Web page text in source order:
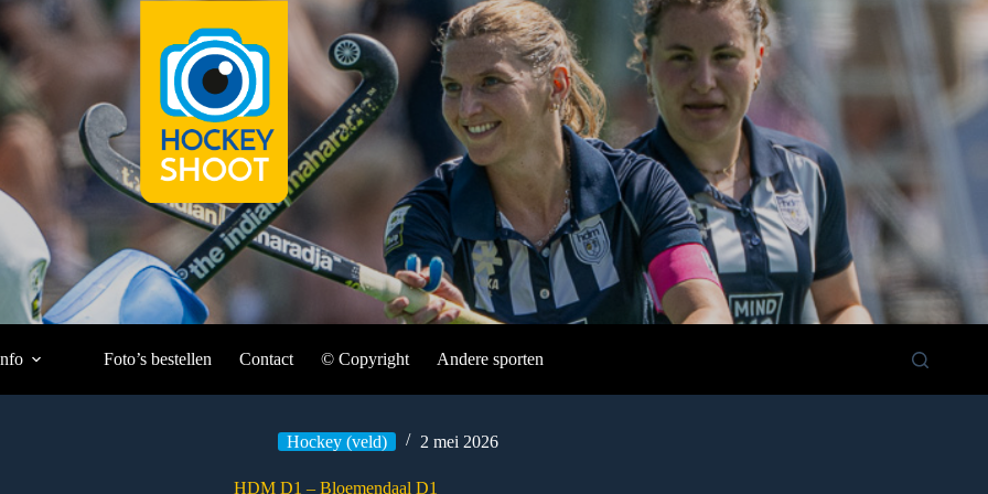
Foto’s bestellen Contact © Copyright Andere sporten
Hockey (veld) 2 mei 2026
HDM D1 – Bloemendaal D1